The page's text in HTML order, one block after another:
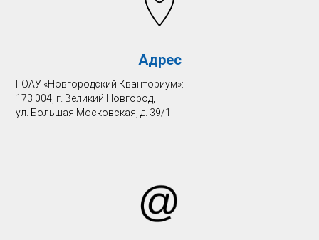
Адрес
ГОАУ «Новгородский Кванториум»:
173 004, г. Великий Новгород,
ул. Большая Московская, д. 39/1